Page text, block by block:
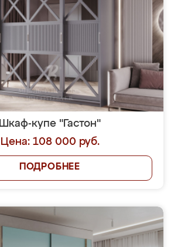
Шкаф-купе "Гастон"
Цена: 108 000 руб.
ПОДРОБНЕЕ